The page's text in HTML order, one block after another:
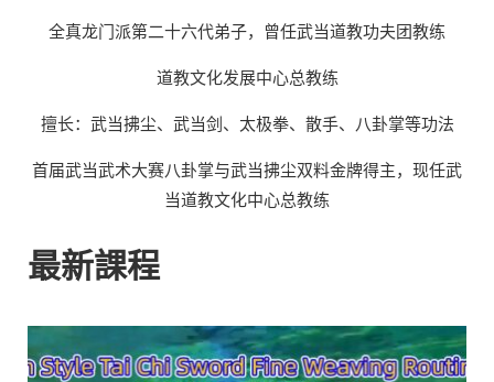
全真龙门派第二十六代弟子，曾任武当道教功夫团教练
道教文化发展中心总教练
擅长：武当拂尘、武当剑、太极拳、散手、八卦掌等功法
首届武当武术大赛八卦掌与武当拂尘双料金牌得主，现任武
当道教文化中心总教练
最新課程